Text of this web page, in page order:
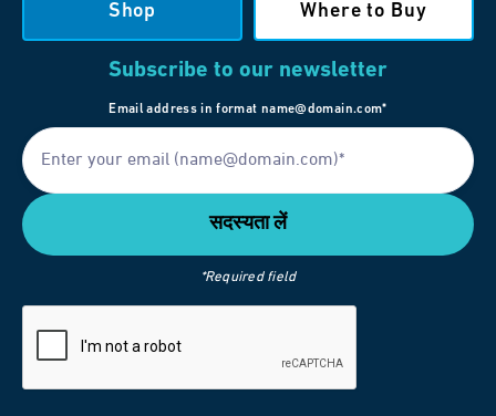
Shop Where to Buy
Subscribe to our newsletter
Email address in format name@domain.com*
*Required field